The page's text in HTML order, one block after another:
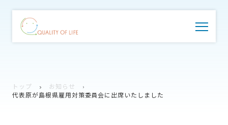
トップ
お知らせ
代表原が島根県雇用対策委員会に出席いたしました